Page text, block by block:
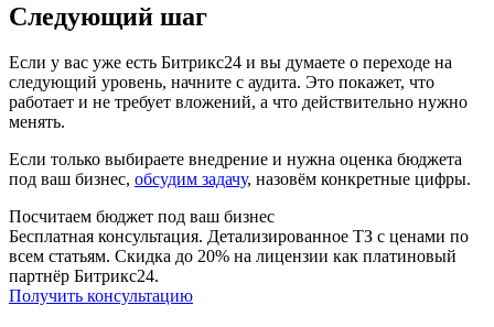
Следующий шаг
Если у вас уже есть Битрикс24 и вы думаете о переходе на
следующий уровень, начните с аудита. Это покажет, что
работает и не требует вложений, а что действительно нужно
менять.
Если только выбираете внедрение и нужна оценка бюджета
под ваш бизнес, обсудим задачу, назовём конкретные цифры.
Посчитаем бюджет под ваш бизнес
Бесплатная консультация. Детализированное ТЗ с ценами по
всем статьям. Скидка до 20% на лицензии как платиновый
партнёр Битрикс24.
Получить консультацию